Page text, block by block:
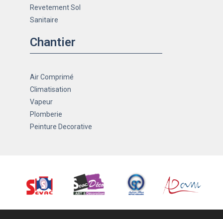
Revetement Sol
Sanitaire
Chantier
Air Comprimé
Climatisation
Vapeur
Plomberie
Peinture Decorative